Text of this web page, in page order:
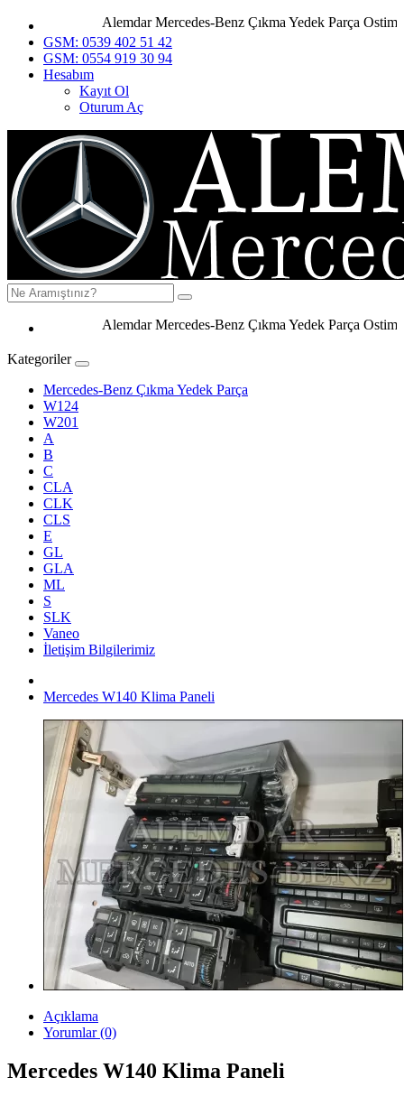
Alemdar Mercedes-Benz Çıkma Yedek Parça Ostim
GSM: 0539 402 51 42
GSM: 0554 919 30 94
Hesabım
Kayıt Ol
Oturum Aç
Alemdar Mercedes-Benz Çıkma Yedek Parça Ostim
Kategoriler
Mercedes-Benz Çıkma Yedek Parça
W124
W201
A
B
C
CLA
CLK
CLS
E
GL
GLA
ML
S
SLK
Vaneo
İletişim Bilgilerimiz
Mercedes W140 Klima Paneli
Açıklama
Yorumlar (0)
Mercedes W140 Klima Paneli